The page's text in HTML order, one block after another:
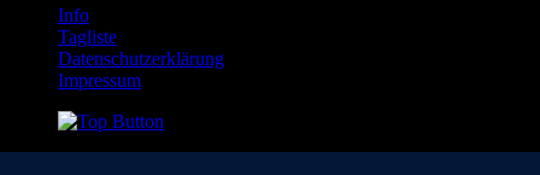
Info
Tagliste
Datenschutzerklärung
Impressum